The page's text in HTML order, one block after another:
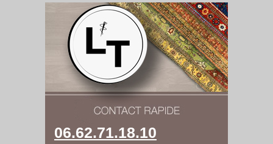
06.62.71.18.10